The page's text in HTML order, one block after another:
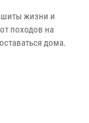
жизни и
походов на
дома.